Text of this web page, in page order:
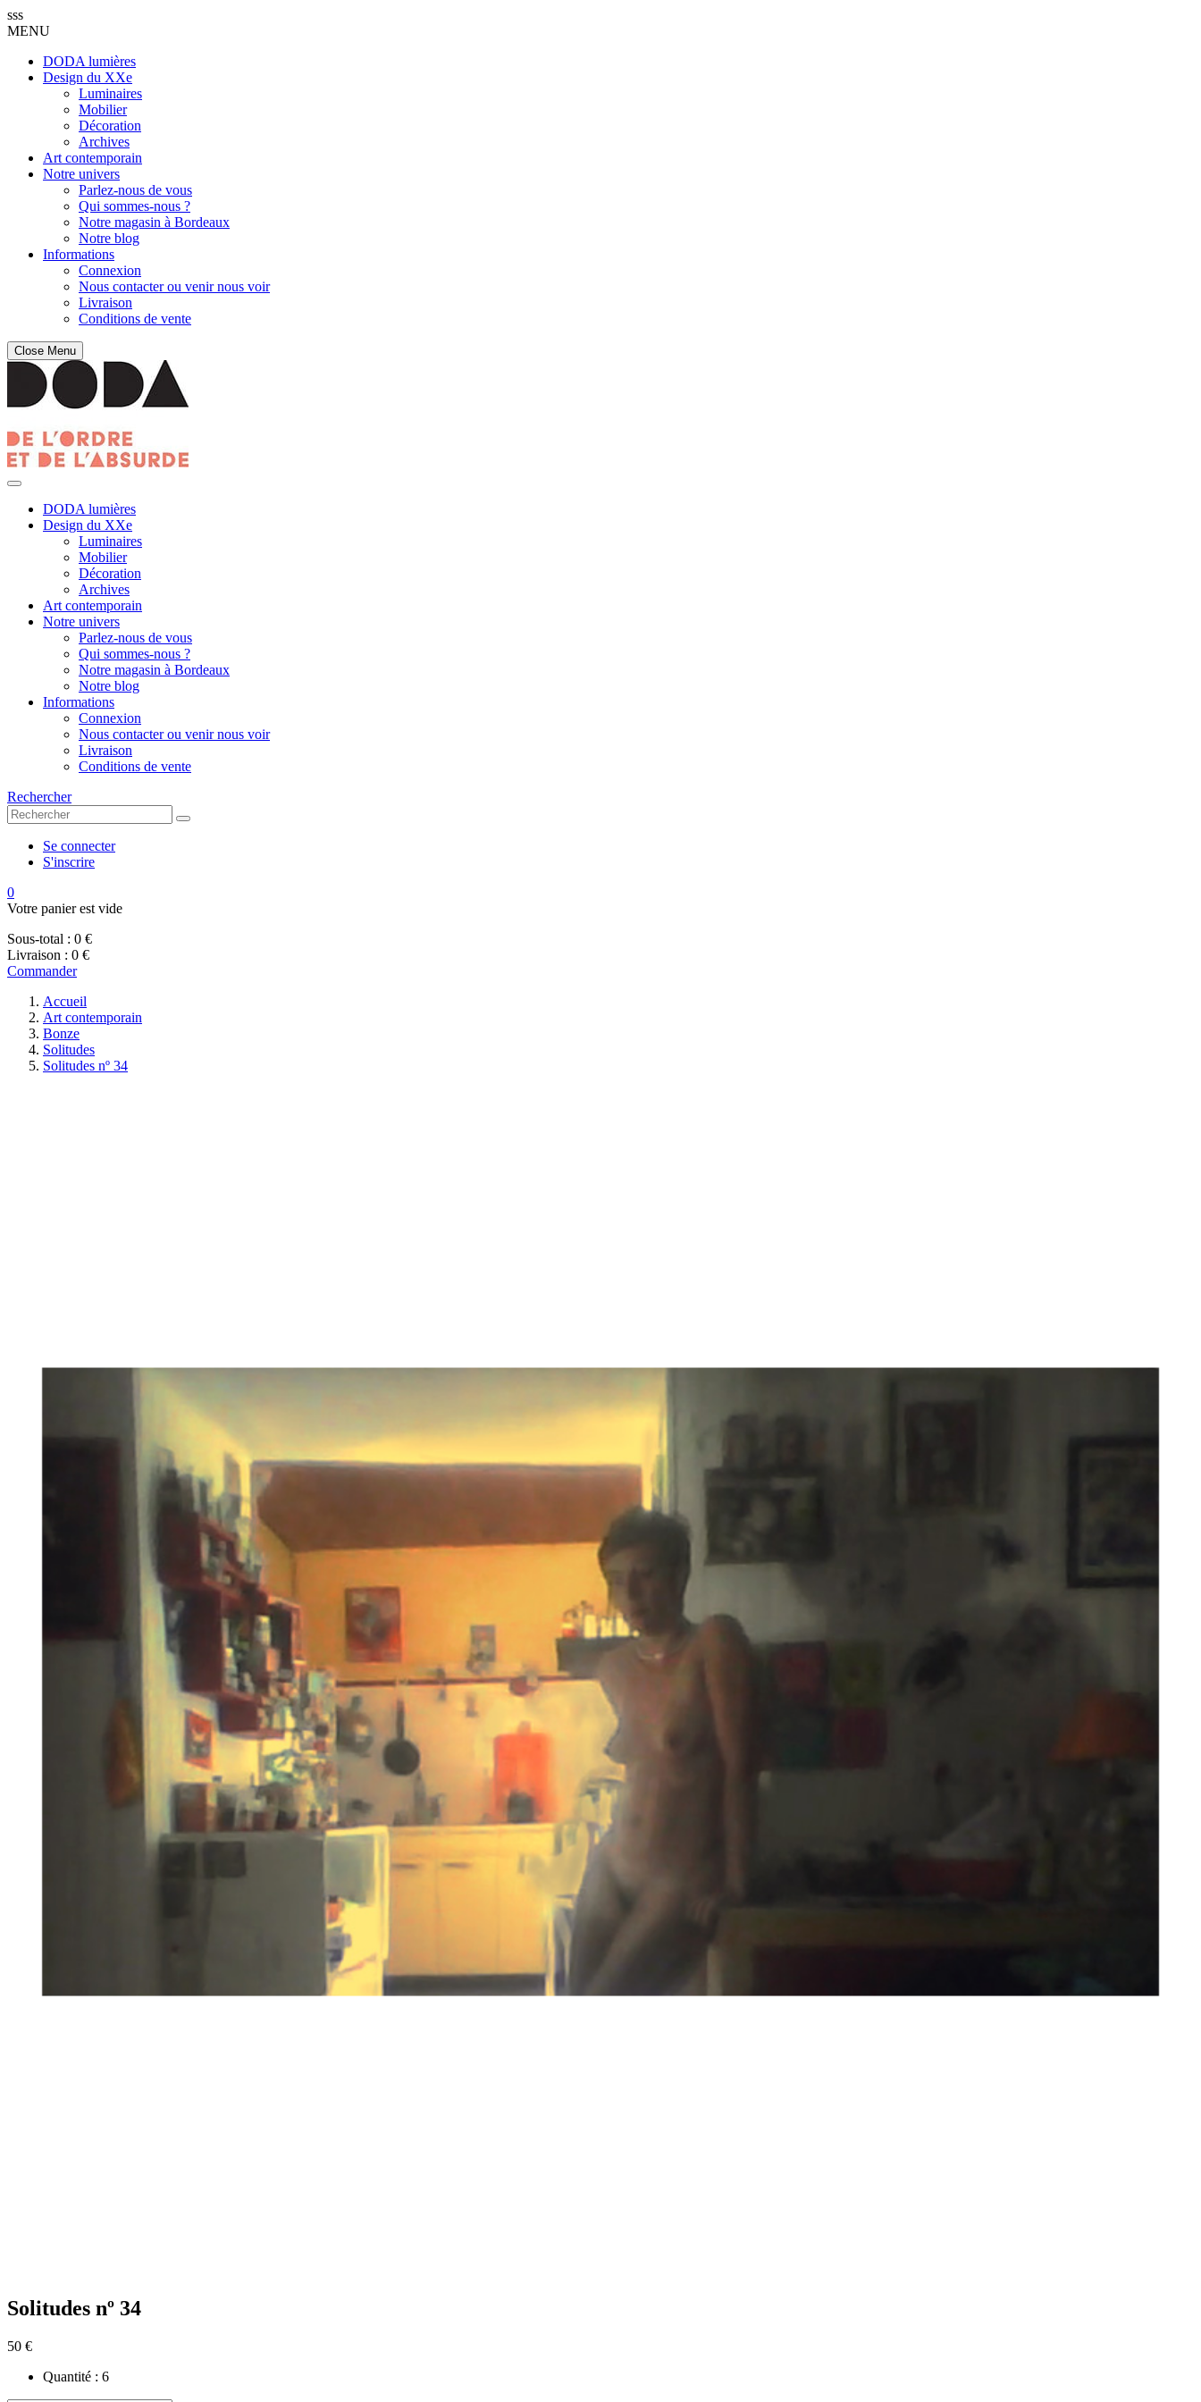
sss
MENU
DODA lumières
Design du XXe
Luminaires
Mobilier
Décoration
Archives
Art contemporain
Notre univers
Parlez-nous de vous
Qui sommes-nous ?
Notre magasin à Bordeaux
Notre blog
Informations
Connexion
Nous contacter ou venir nous voir
Livraison
Conditions de vente
Close Menu
DODA lumières
Design du XXe
Luminaires
Mobilier
Décoration
Archives
Art contemporain
Notre univers
Parlez-nous de vous
Qui sommes-nous ?
Notre magasin à Bordeaux
Notre blog
Informations
Connexion
Nous contacter ou venir nous voir
Livraison
Conditions de vente
Rechercher
Se connecter
S'inscrire
0
Votre panier est vide
Sous-total : 0 €
Livraison : 0 €
Commander
Accueil
Art contemporain
Bonze
Solitudes
Solitudes nº 34
Solitudes nº 34
50 €
Quantité : 6